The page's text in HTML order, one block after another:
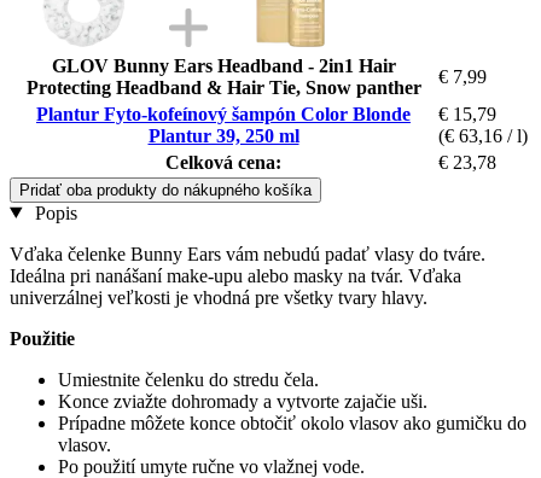
GLOV Bunny Ears Headband - 2in1 Hair
Protecting Headband & Hair Tie, Snow panther
€ 7,99
Plantur Fyto-kofeínový šampón Color Blonde
Plantur 39, 250 ml
€ 15,79
(€ 63,16 / l)
Celková cena:
€ 23,78
Pridať oba produkty do nákupného košíka
Popis
Vďaka čelenke Bunny Ears vám nebudú padať vlasy do tváre.
Ideálna pri nanášaní make-upu alebo masky na tvár. Vďaka
univerzálnej veľkosti je vhodná pre všetky tvary hlavy.
Použitie
Umiestnite čelenku do stredu čela.
Konce zviažte dohromady a vytvorte zajačie uši.
Prípadne môžete konce obtočiť okolo vlasov ako gumičku do
vlasov.
Po použití umyte ručne vo vlažnej vode.